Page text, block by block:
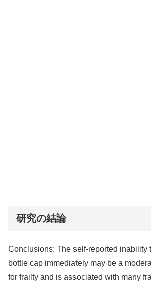
研究の結論
Conclusions: The self-reported inability
bottle cap immediately may be a
for frailty and is associated with many